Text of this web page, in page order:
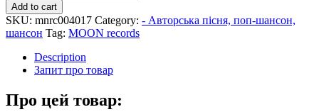
Add to cart
SKU: mnrc004017 Category: - Авторська пісня, поп-шансон,
шансон Tag: MOON records
Description
Запит про товар
Про цей товар: